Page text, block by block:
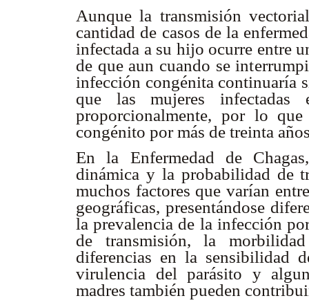
Aunque la transmisión
cantidad de casos de la
infectada a su hijo ocurre entre
de que aun cuando se
infección congénita continuaría
que las mujeres infectadas
proporcionalmente, por lo que
congénito por más de treinta
En la Enfermedad de
dinámica y la probabilidad de
muchos factores que varían
geográficas, presentándose
la prevalencia de la infección
de transmisión, la
diferencias en la sensibilidad
virulencia del parásito y
madres también pueden